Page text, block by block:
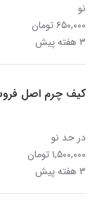
نو
۶۵۰,۰۰۰ تومان
۳ هفته پیش
کیف چرم اصل
در حد نو
۱,۵۰۰,۰۰۰ تومان
۳ هفته پیش